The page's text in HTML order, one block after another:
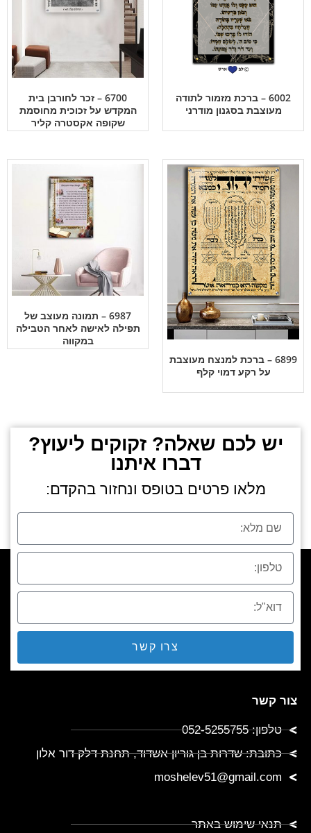
6002 – ברכת מזמור לתודה
מעוצבת בסגנון מודרני
6700 – זכר לחורבן בית
המקדש על זכוכית מחוסמת
שקופה אקסטרה קליר
6899 – ברכת למנצח מעוצבת
על רקע דמוי קלף
6987 – תמונה מעוצב של
תפילה לאישה לאחר הטבילה
במקווה
יש לכם שאלה? זקוקים ליעוץ?
דברו איתנו
מלאו פרטים בטופס ונחזור בהקדם:
צרו קשר
צור קשר
טלפון: 052-5255755
כתובת: שדרות בן גוריון אשדוד, תחנת דלק דור אלון
moshelev51@gmail.com
תנאי שימוש באתר